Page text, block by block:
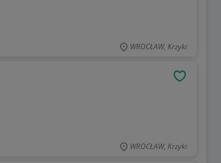
WROCŁAW, Krzyki
WROCŁAW, Krzyki